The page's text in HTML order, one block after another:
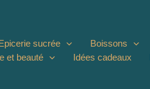
sucrée Boissons
et beauté Idées cadeaux